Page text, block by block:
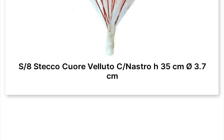
S/8 Stecco Cuore Velluto C/Nastro h 35 cm Ø 3.7
cm